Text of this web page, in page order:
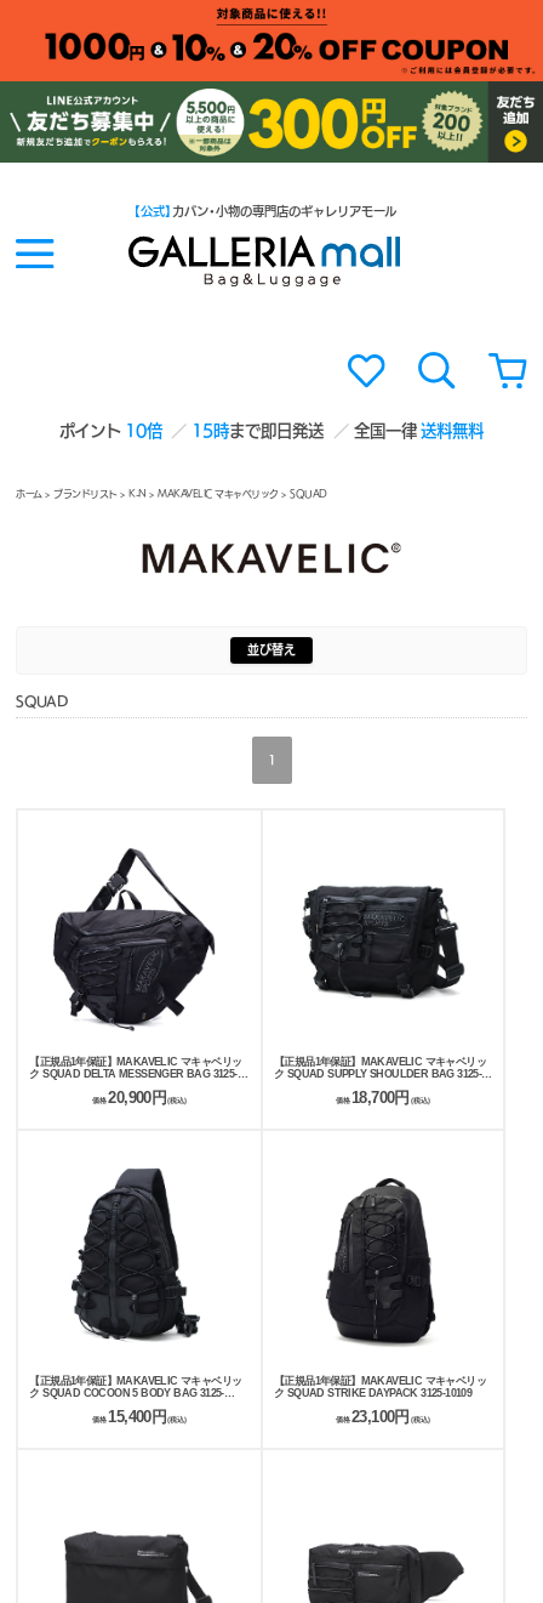
ポイント 10倍 15時まで即日発送 全国一律送料無料
【公式】 カバン・小物の専門店のギャレリアモール
ホーム >ブランドリスト > K-N >MAKAVELIC マキャベリック > SQUAD
並び替え
SQUAD
1
【正規品1年保証】MAKAVELIC マキャベリッ
ク SQUAD DELTA MESSENGER BAG 3125-
価格 20,900円 (税込)
【正規品1年保証】MAKAVELIC マキャベリッ
ク SQUAD SUPPLY SHOULDER BAG 3125-
価格 18,700円 (税込)
【正規品1年保証】MAKAVELIC マキャベリッ
ク SQUAD COCOON 5 BODY BAG 3125-
価格 15,400円 (税込)
【正規品1年保証】MAKAVELIC マキャベリッ
ク SQUAD STRIKE DAYPACK 3125-10109
価格23,100円 (税込)